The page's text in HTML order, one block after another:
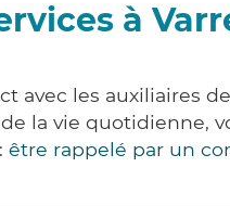
à
les auxiliaires
la vie
être rappelé par un